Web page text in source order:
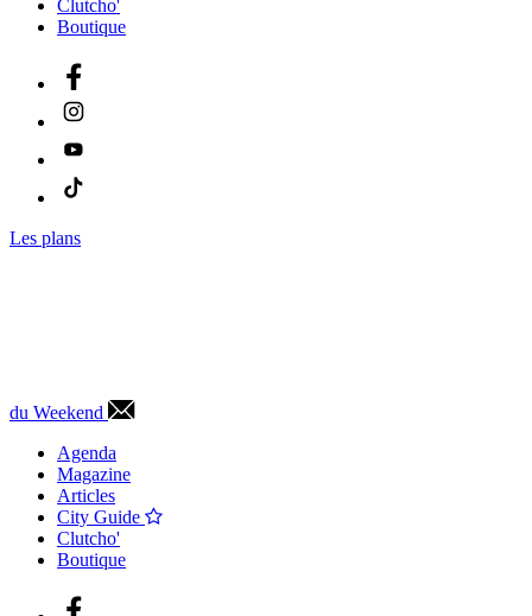
Clutcho'
Boutique
Les plans
du Weekend
Agenda
Magazine
Articles
City Guide
Clutcho'
Boutique